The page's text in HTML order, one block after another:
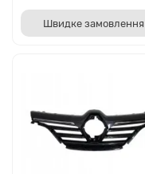
Швидке замовлення